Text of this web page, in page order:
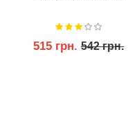
515 грн. 542 грн.